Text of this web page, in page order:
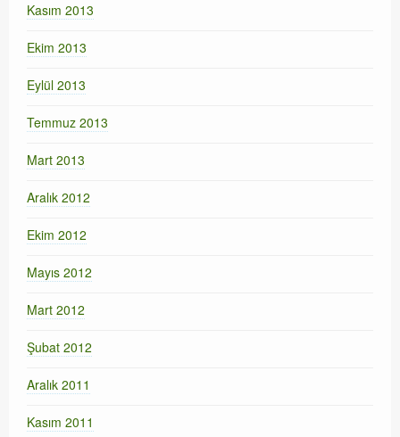
Kasım 2013
Ekim 2013
Eylül 2013
Temmuz 2013
Mart 2013
Aralık 2012
Ekim 2012
Mayıs 2012
Mart 2012
Şubat 2012
Aralık 2011
Kasım 2011